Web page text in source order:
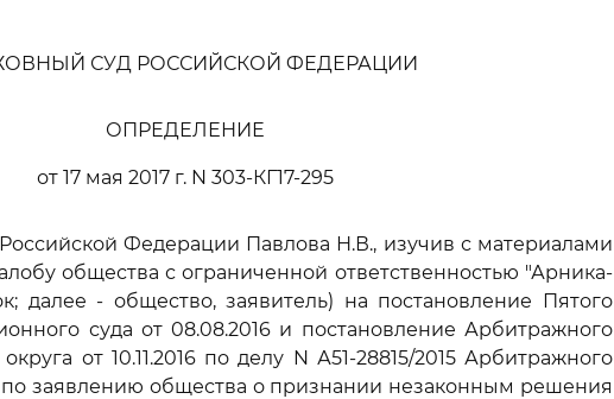
СУД РОССИЙСКОЙ ФЕДЕРАЦИИ
ОПРЕДЕЛЕНИЕ
от 17 мая 2017 г. N 303-КГ17-295
Федерации Павлова Н.В., изучив с материалами
общества с ограниченной ответственностью "Арника-
далее - общество, заявитель) на постановление Пятого
суда от 08.08.2016 и постановление Арбитражного
от 10.11.2016 по делу N А51-28815/2015 Арбитражного
заявлению общества о признании незаконным решения